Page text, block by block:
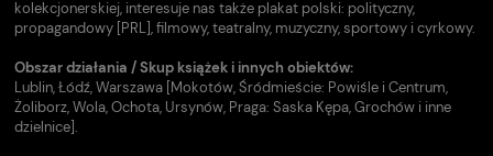
kolekcjonerskiej, interesuje nas także plakat polski: polityczny,
propagandowy [PRL], filmowy, teatralny, muzyczny, sportowy i cyrkowy.
Obszar działania / Skup książek i innych obiektów:
Lublin, Łódź, Warszawa [Mokotów, Śródmieście: Powiśle i Centrum,
Żoliborz, Wola, Ochota, Ursynów, Praga: Saska Kępa, Grochów i inne
dzielnice].